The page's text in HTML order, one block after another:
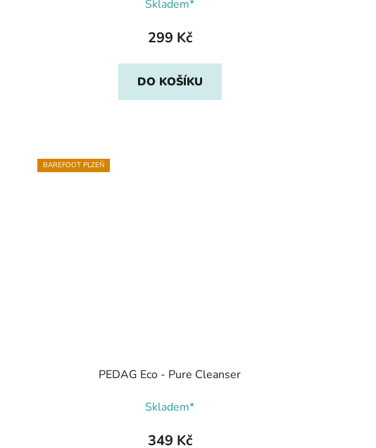
Skladem*
299 Kč
DO KOŠÍKU
BAREFOOT PLZEŇ
PEDAG Eco - Pure Cleanser
Skladem*
349 Kč